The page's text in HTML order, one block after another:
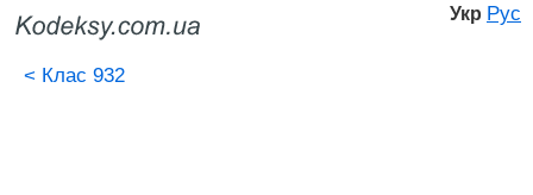
Укр Рус
< Клас 932